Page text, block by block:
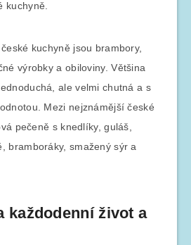
kuchyně.
kuchyně jsou brambory,
výrobky a obiloviny. Většina
ale velmi chutná a s
Mezi nejznámější české
pečeně s knedlíky, guláš,
bramboráky, smažený sýr a
každodenní život a